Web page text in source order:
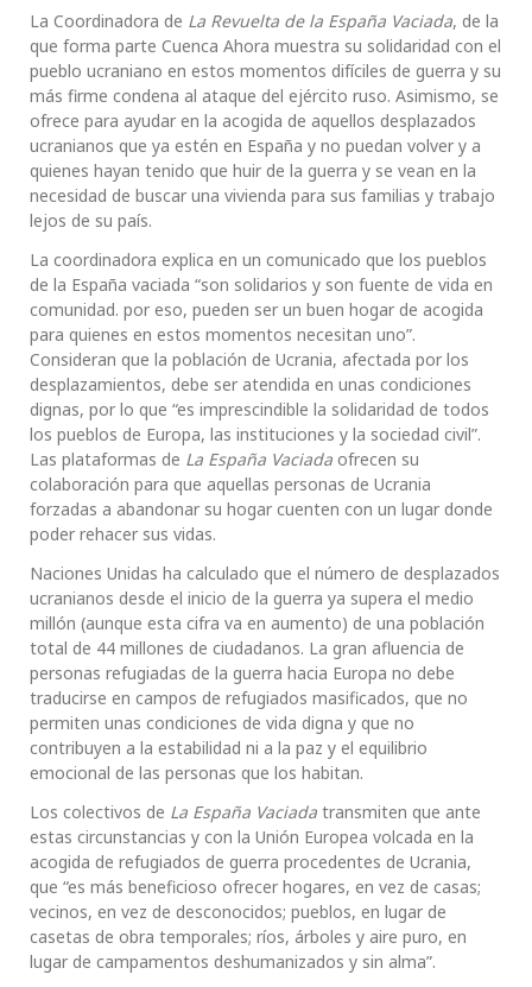
La Coordinadora de La Revuelta de la España Vaciada, de la
que forma parte Cuenca Ahora muestra su solidaridad con el
pueblo ucraniano en estos momentos difíciles de guerra y su
más firme condena al ataque del ejército ruso. Asimismo, se
ofrece para ayudar en la acogida de aquellos desplazados
ucranianos que ya estén en España y no puedan volver y a
quienes hayan tenido que huir de la guerra y se vean en la
necesidad de buscar una vivienda para sus familias y trabajo
lejos de su país.
La coordinadora explica en un comunicado que los pueblos
de la España vaciada “son solidarios y son fuente de vida en
comunidad. por eso, pueden ser un buen hogar de acogida
para quienes en estos momentos necesitan uno”.
Consideran que la población de Ucrania, afectada por los
desplazamientos, debe ser atendida en unas condiciones
dignas, por lo que “es imprescindible la solidaridad de todos
los pueblos de Europa, las instituciones y la sociedad civil”.
Las plataformas de La España Vaciada ofrecen su
colaboración para que aquellas personas de Ucrania
forzadas a abandonar su hogar cuenten con un lugar donde
poder rehacer sus vidas.
Naciones Unidas ha calculado que el número de desplazados
ucranianos desde el inicio de la guerra ya supera el medio
millón (aunque esta cifra va en aumento) de una población
total de 44 millones de ciudadanos. La gran afluencia de
personas refugiadas de la guerra hacia Europa no debe
traducirse en campos de refugiados masificados, que no
permiten unas condiciones de vida digna y que no
contribuyen a la estabilidad ni a la paz y el equilibrio
emocional de las personas que los habitan.
Los colectivos de La España Vaciada transmiten que ante
estas circunstancias y con la Unión Europea volcada en la
acogida de refugiados de guerra procedentes de Ucrania,
que “es más beneficioso ofrecer hogares, en vez de casas;
vecinos, en vez de desconocidos; pueblos, en lugar de
casetas de obra temporales; ríos, árboles y aire puro, en
lugar de campamentos deshumanizados y sin alma”.